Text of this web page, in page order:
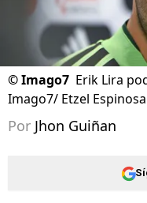
©Imago7 Erik Lira
Imago7/ Etzel Espinosa
Por Jhon Guiñan